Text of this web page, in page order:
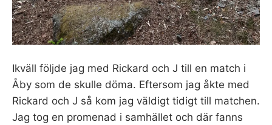
Ikväll följde jag med Rickard och J till en match i
Åby som de skulle döma. Eftersom jag åkte med
Rickard och J så kom jag väldigt tidigt till matchen.
Jag tog en promenad i samhället och där fanns